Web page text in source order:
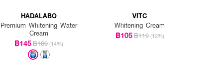
HADALABO
Premium Whitening Water
Cream
฿145฿169 (14%)
VITC
Whitening Cream
฿105฿119 (12%)